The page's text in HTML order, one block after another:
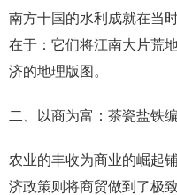
南方十国的水利成就在当
在于：它们将江南大片荒
济的地理版图。
二、以商为富：茶瓷盐铁
农业的丰收为商业的崛起
济政策则将商贸做到了极致